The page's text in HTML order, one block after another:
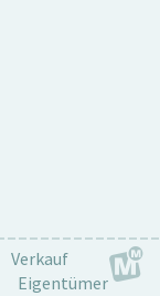
Verkauf
Eigentümer